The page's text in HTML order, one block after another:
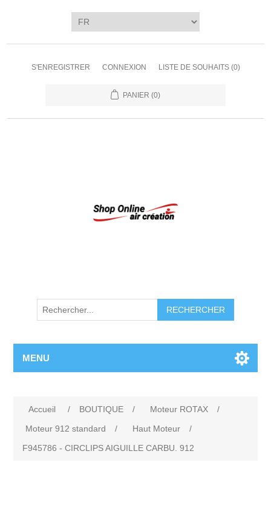
S'ENREGISTRER CONNEXION LISTE DE SOUHAITS (0)
PANIER (0)
RECHERCHER
MENU
Accueil / BOUTIQUE / Moteur ROTAX
/
Moteur 912 standard
/ Haut Moteur
/
F945786 - CIRCLIPS AIGUILLE CARBU. 912